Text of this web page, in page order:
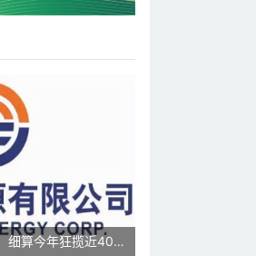
细算今年狂揽近400